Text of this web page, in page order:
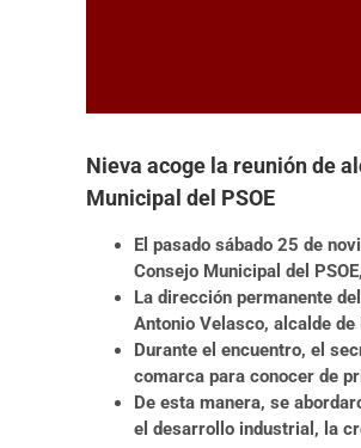
Nieva acoge la reunión de
Municipal del PSOE
El pasado sábado 25 de
Consejo Municipal del
La dirección permanente
Antonio Velasco, alcalde
Durante el encuentro, el
comarca para conocer de
De esta manera, se
el desarrollo industrial, la